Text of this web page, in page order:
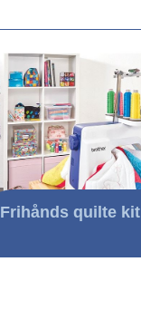
Frihånds quilte kit